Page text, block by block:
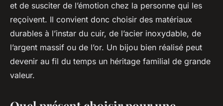
et de susciter de l’émotion chez la personne qui les
reçoivent. Il convient donc choisir des matériaux
durables à l’instar du cuir, de l’acier inoxydable, de
l’argent massif ou de l’or. Un bijou bien réalisé peut
devenir au fil du temps un héritage familial de grande
valeur.